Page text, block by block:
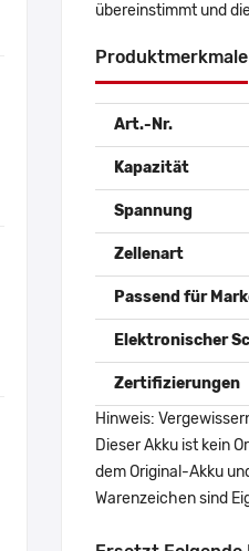
übereinstimmt und
Produktmerkmale
Art.-Nr.
Kapazität
Spannung
Zellenart
Passend für
Elektronischer
Zertifizierungen
Hinweis:
Dieser Akku ist kein
dem Original-Akku
Warenzeichen sind